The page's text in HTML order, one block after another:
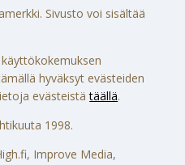
Sivusto voi sisältää
hyväksyt evästeiden
evästeistätäällä.
1998.
Improve Media,